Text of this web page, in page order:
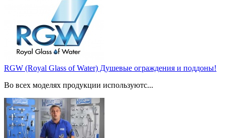
RGW (Royal Glass of Water) Душевые ограждения и поддоны!
Во всех моделях продукции используютс...